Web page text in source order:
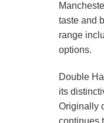
taste and
range
options.
Double
its
Originally